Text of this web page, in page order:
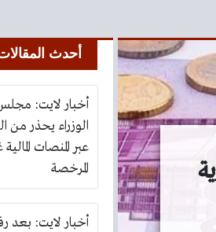
أحدث
أخبار لايت:
الوزراء يحذر من
عبر المنصات المالية
المرخصة
أخبار لايت: بعد